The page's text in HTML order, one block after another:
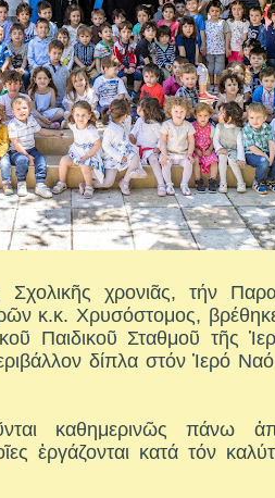
χρονιᾶς, τήν
κ.κ. Χρυσόστομος,
Παιδικοῦ Σταθμοῦ τῆς
δίπλα στόν Ἱερό
καθημερινῶς πάνω
ἐργάζονται κατά τόν